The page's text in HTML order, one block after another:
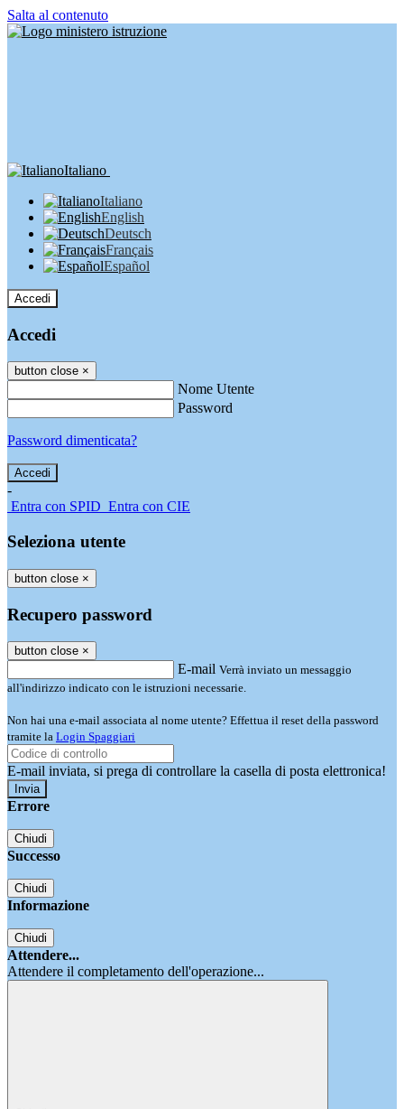
Salta al contenuto
Italiano
Italiano
English
Deutsch
Français
Español
Accedi
Accedi
button close ×
Nome Utente
Password
Password dimenticata?
-
Entra con SPID Entra con CIE
Seleziona utente
button close ×
Recupero password
button close ×
E-mail Verrà inviato un messaggio
all'indirizzo indicato con le istruzioni necessarie.
Non hai una e-mail associata al nome utente? Effettua il reset della password
tramite la Login Spaggiari
E-mail inviata, si prega di controllare la casella di posta elettronica!
Errore
Chiudi
Successo
Chiudi
Informazione
Chiudi
Attendere...
Attendere il completamento dell'operazione...